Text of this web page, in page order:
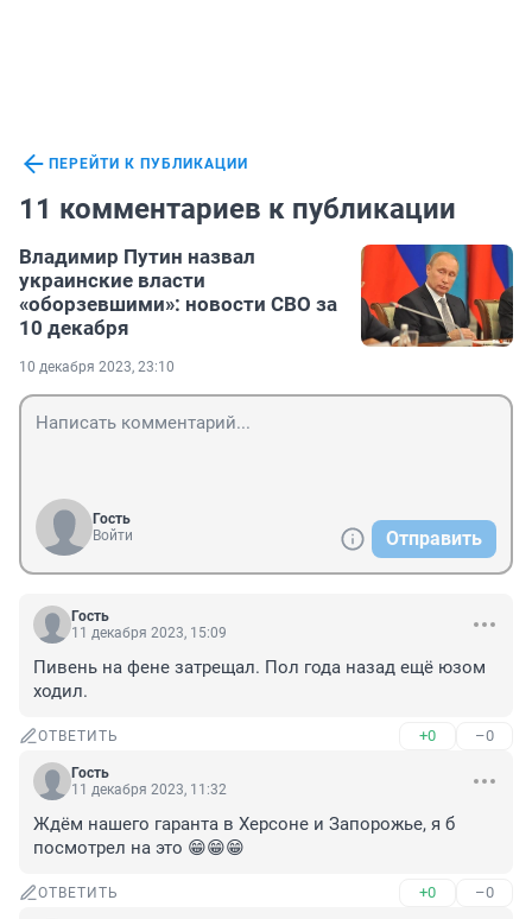
ПЕРЕЙТИ К ПУБЛИКАЦИИ
11 комментариев к публикации
Владимир Путин назвал
украинские власти
«оборзевшими»: новости СВО за
10 декабря
10 декабря 2023, 23:10
Гость
Войти
Отправить
Гость
11 декабря 2023, 15:09
Пивень на фене затрещал. Пол года назад ещё юзом
ходил.
ОТВЕТИТЬ +0 –0
Гость
11 декабря 2023, 11:32
Ждём нашего гаранта в Херсоне и Запорожье, я б
посмотрел на это 😁😁😁
ОТВЕТИТЬ +0 –0